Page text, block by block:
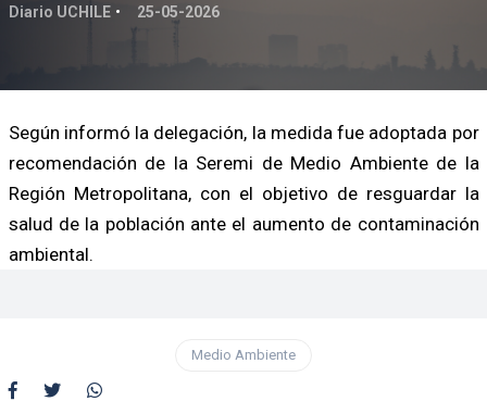
Diario UCHILE 25-05-2026
Según informó la delegación, la medida fue adoptada por
recomendación de la Seremi de Medio Ambiente de la
Región Metropolitana, con el objetivo de resguardar la
salud de la población ante el aumento de contaminación
ambiental.
Medio Ambiente